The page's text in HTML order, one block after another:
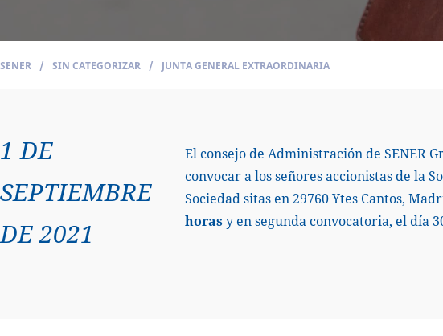
SENER / SIN CATEGORIZAR / JUNTA GENERAL EXTRAORDINARIA
1 DE
SEPTIEMBRE
DE 2021
El consejo de Administración de SENER
convocar a los señores accionistas de la
Sociedad sitas en 29760 Ytes Cantos,
horasy en segunda convocatoria, el día